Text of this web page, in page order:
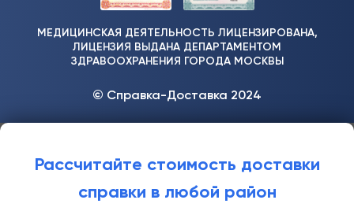
МЕДИЦИНСКАЯ ДЕЯТЕЛЬНОСТЬ ЛИЦЕНЗИРОВАНА,
ЛИЦЕНЗИЯ ВЫДАНА ДЕПАРТАМЕНТОМ
ЗДРАВООХРАНЕНИЯ ГОРОДА МОСКВЫ
© Справка-Доставка 2024
Рассчитайте стоимость доставки
справки в любой район